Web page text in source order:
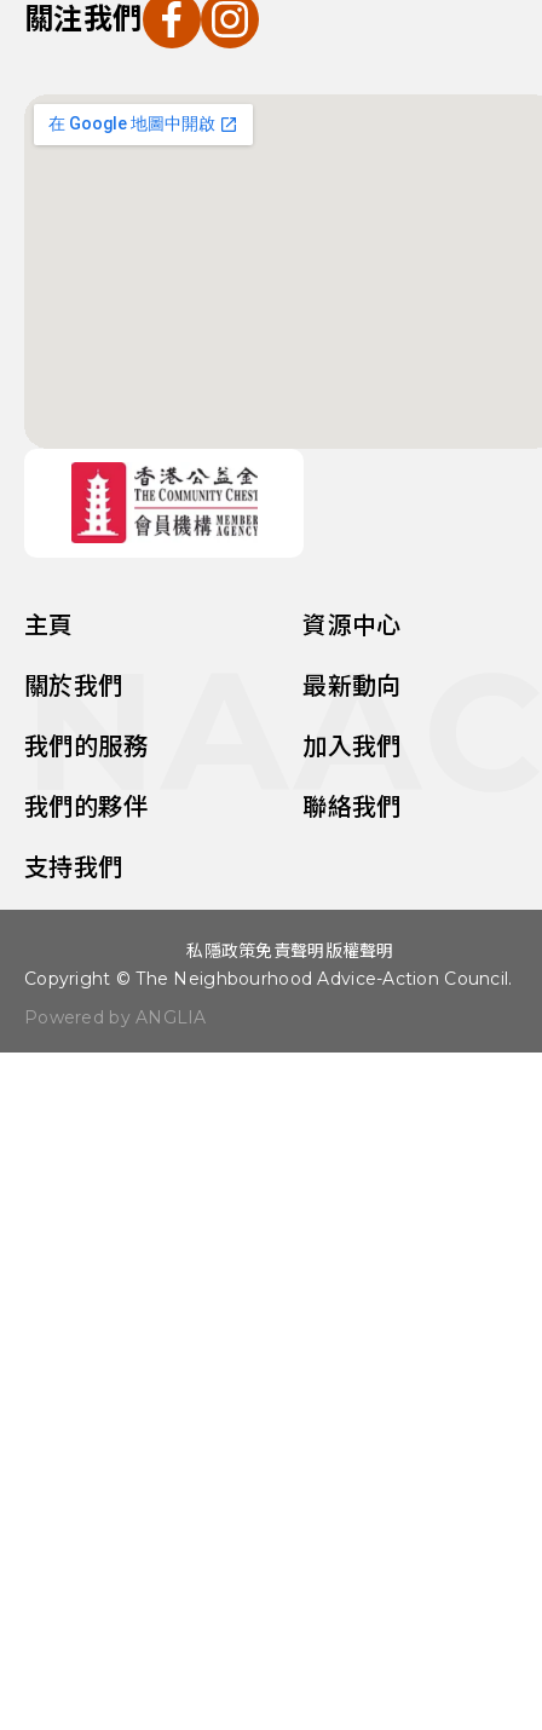
關注我們
主頁
關於我們
我們的服務
我們的夥伴
支持我們
資源中心
最新動向
加入我們
聯絡我們
Copyright © The Neighbourhood Advice-Action Council.
Powered by ANGLIA
私隱政策免責聲明 版權聲明